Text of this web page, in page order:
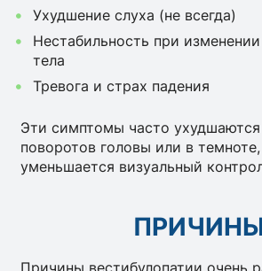
Ухудшение слуха (не всегда)
Нестабильность при
тела
Тревога и страх падения
Эти симптомы часто
поворотов головы или в темноте,
уменьшается визуальный
Причины вестибулопатии очень